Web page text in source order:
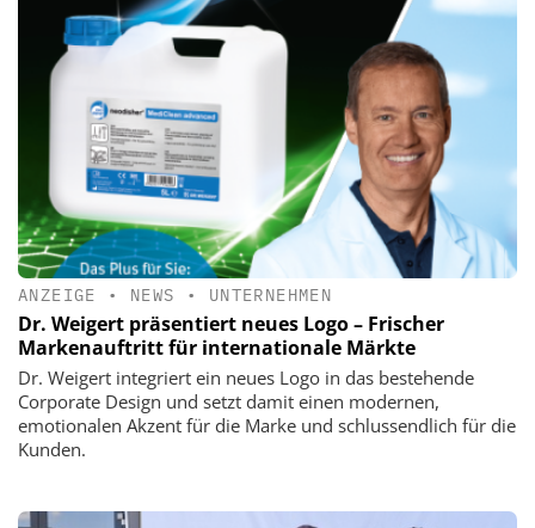
ANZEIGE • NEWS • UNTERNEHMEN
Dr. Weigert präsentiert neues Logo – Frischer
Markenauftritt für internationale Märkte
Dr. Weigert integriert ein neues Logo in das bestehende
Corporate Design und setzt damit einen modernen,
emotionalen Akzent für die Marke und schlussendlich für die
Kunden.